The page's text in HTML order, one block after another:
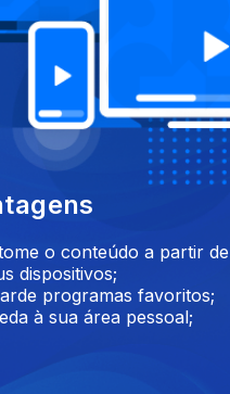
N. Lourenço.
Paris, de Michal Kwiecinski,
David Attenborough
N. Lourenço.
Mumenthaler, Divina
2, maio no Cineclube de
N. Lourenço.
o conteúdo a partir
dispositivos;
programas favoritos;
à sua área pessoal;